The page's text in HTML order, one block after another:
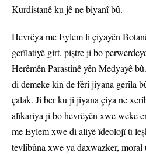
Kurdistanê ku jê ne biyanî bû.
Hevrêya me Eylem li çiyayên
gerîlatiyê girt, piştre ji bo
Herêmên Parastinê yên Medyayê
di demeke kin de fêrî jiyana gerîla
çalak. Ji ber ku ji jiyana çiya ne
alîkariya ji bo hevrêyên xwe weke
me Eylem xwe di aliyê îdeolojî û
tevlîbûna xwe ya daxwazker, moral